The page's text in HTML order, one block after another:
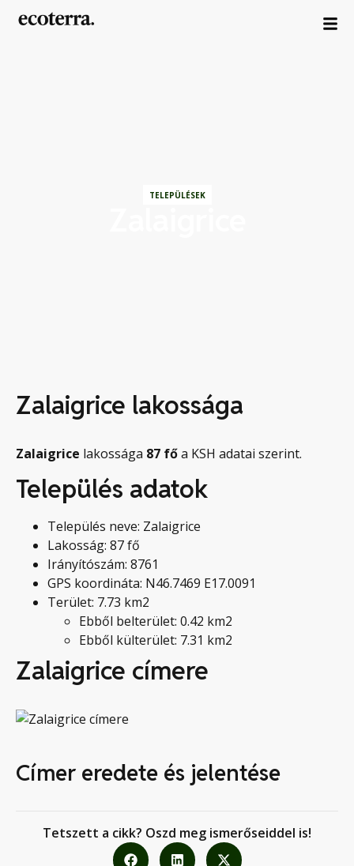
TELEPÜLÉSEK
Zalaigrice lakossága
Zalaigrice lakossága 87 főa KSH adatai szerint.
Település adatok
Település neve: Zalaigrice
Lakosság: 87 fő
Irányítószám: 8761
GPS koordináta: N46.7469 E17.0091
Terület: 7.73 km2
Ebből belterület: 0.42 km2
Ebből külterület: 7.31 km2
Zalaigrice címere
Címer eredete és jelentése
Tetszett a cikk? Oszd meg ismerőseiddel is!